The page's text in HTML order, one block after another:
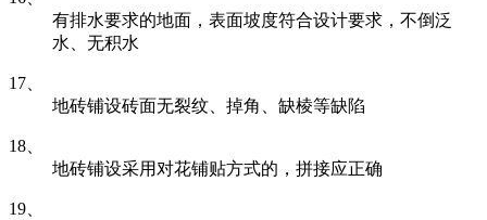
有排水要求的地面，表面坡度符合设计要求，不倒泛
水、无积水
17、
地砖铺设砖面无裂纹、掉角、缺棱等缺陷
18、
地砖铺设采用对花铺贴方式的，拼接应正确
19、